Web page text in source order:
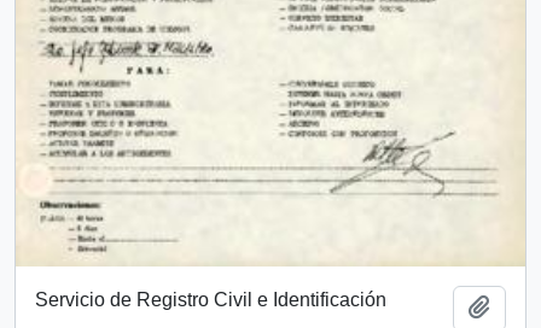
Servicio de Registro Civil e Identificación